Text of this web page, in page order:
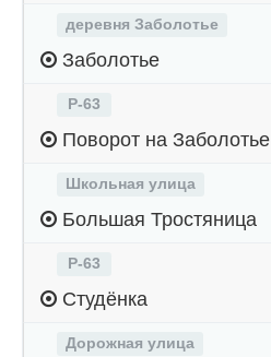
деревня Заболотье
Заболотье
Р-63
Поворот на Заболотье
Школьная улица
Большая Тростяница
Р-63
Студёнка
Дорожная улица